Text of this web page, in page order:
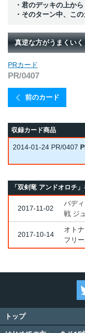
・君のデッキの上か
・そのターン中、こ
真逆な方がうまくい
前のカード
PRカード
PR/0407
収録カード商品
2014-01-24 PR/0407
「双剣竜 アンドオロチ
2017-11-02
バデ
戦 ジ
2017-10-14
オト
フリ
トップ